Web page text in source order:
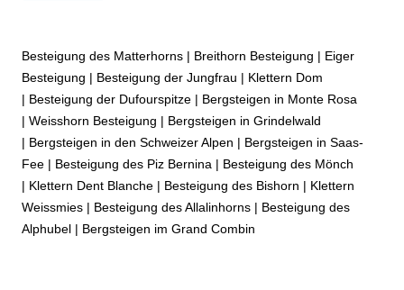
Besteigung des Matterhorns | Breithorn Besteigung | Eiger
Besteigung | Besteigung der Jungfrau | Klettern Dom
| Besteigung der Dufourspitze | Bergsteigen in Monte Rosa
| Weisshorn Besteigung | Bergsteigen in Grindelwald
| Bergsteigen in den Schweizer Alpen | Bergsteigen in Saas-
Fee | Besteigung des Piz Bernina | Besteigung des Mönch
| Klettern Dent Blanche | Besteigung des Bishorn | Klettern
Weissmies | Besteigung des Allalinhorns | Besteigung des
Alphubel | Bergsteigen im Grand Combin